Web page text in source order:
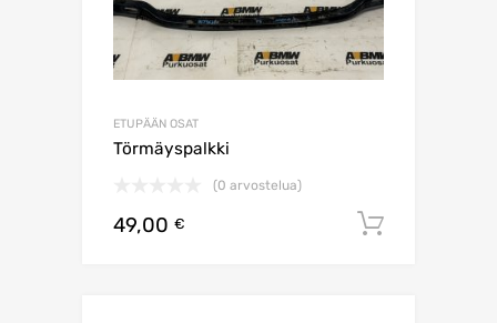
ETUPÄÄN OSAT
Törmäyspalkki
(0 arvostelua)
49,00 €